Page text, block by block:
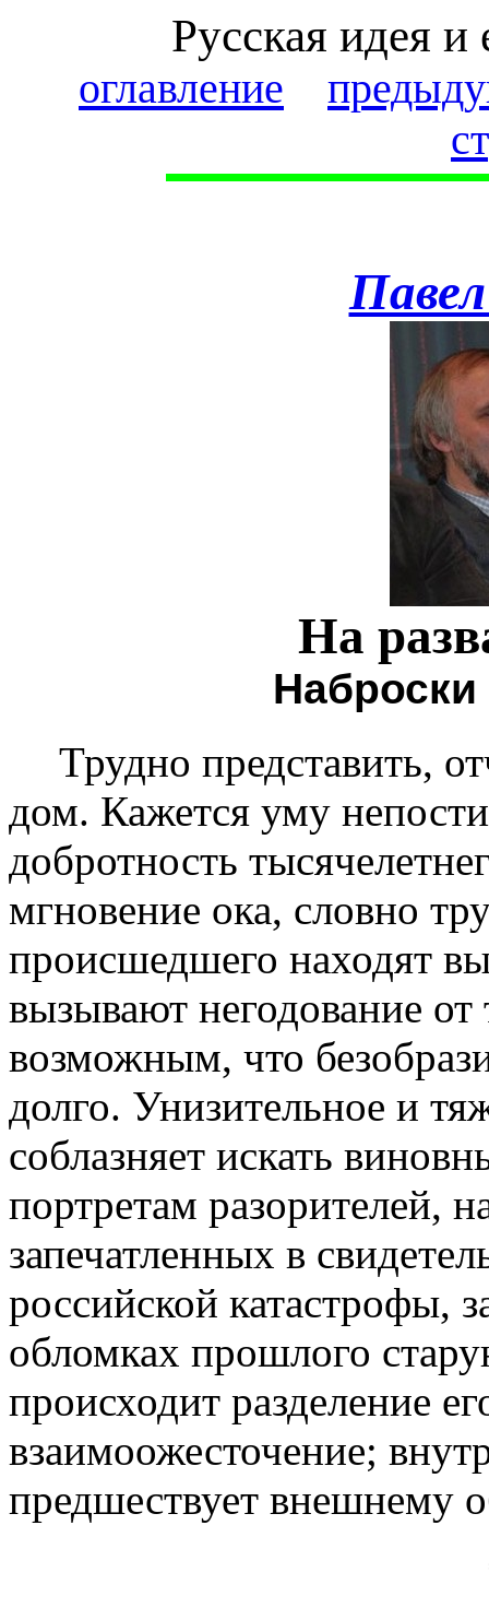
Русская идея и
оглавление
На
Наброски
Трудно представить,
дом. Кажется уму
добротность
мгновение ока, словно
происшедшего находят
вызывают негодование от
возможным, что
долго. Унизительное и
соблазняет искать
портретам разорителей,
запечатленных в
российской катастрофы,
обломках прошлого
происходит разделение
взаимоожесточение;
предшествует внешнему